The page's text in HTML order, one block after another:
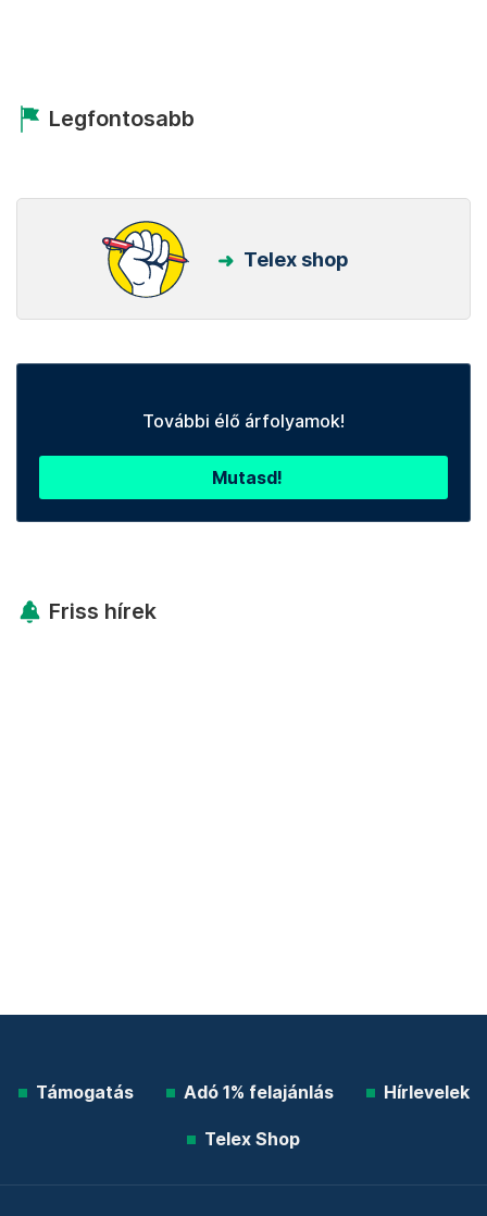
Legfontosabb
Telex shop
További élő árfolyamok!
Mutasd!
Friss hírek
Támogatás Adó 1% felajánlás Hírlevelek
Telex Shop